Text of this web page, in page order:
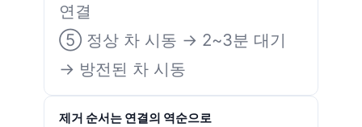
연결
⑤ 정상 차 시동 → 2~3분 대기
→ 방전된 차 시동
제거 순서는 연결의 역순으로